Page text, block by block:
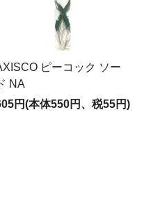
ピーコック ソー
NA
円(本体550円、税55円)